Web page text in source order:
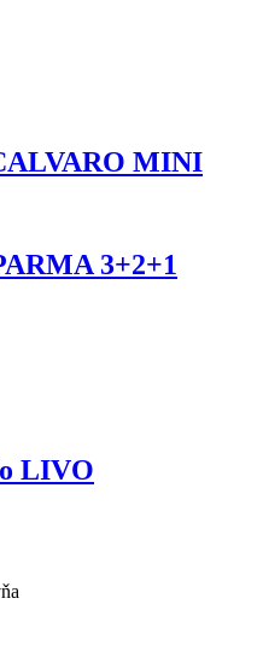
MINI
3+2+1
LIVO